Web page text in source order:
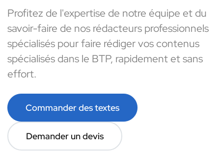
Profitez de l'expertise de notre équipe et du
savoir-faire de nos rédacteurs professionnels
spécialisés pour faire rédiger vos contenus
spécialisés dans le BTP, rapidement et sans
effort.
Commander des textes
Demander un devis